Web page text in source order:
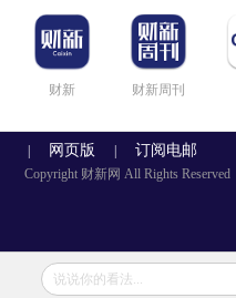
财新 财新周刊
网页版 订阅电邮
Copyright 财新网 All Rights Reserved
说说你的看法...